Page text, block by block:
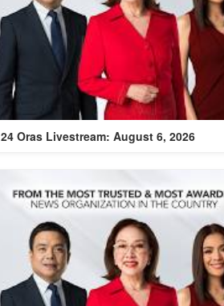
24 Oras Livestream: August 6, 2026